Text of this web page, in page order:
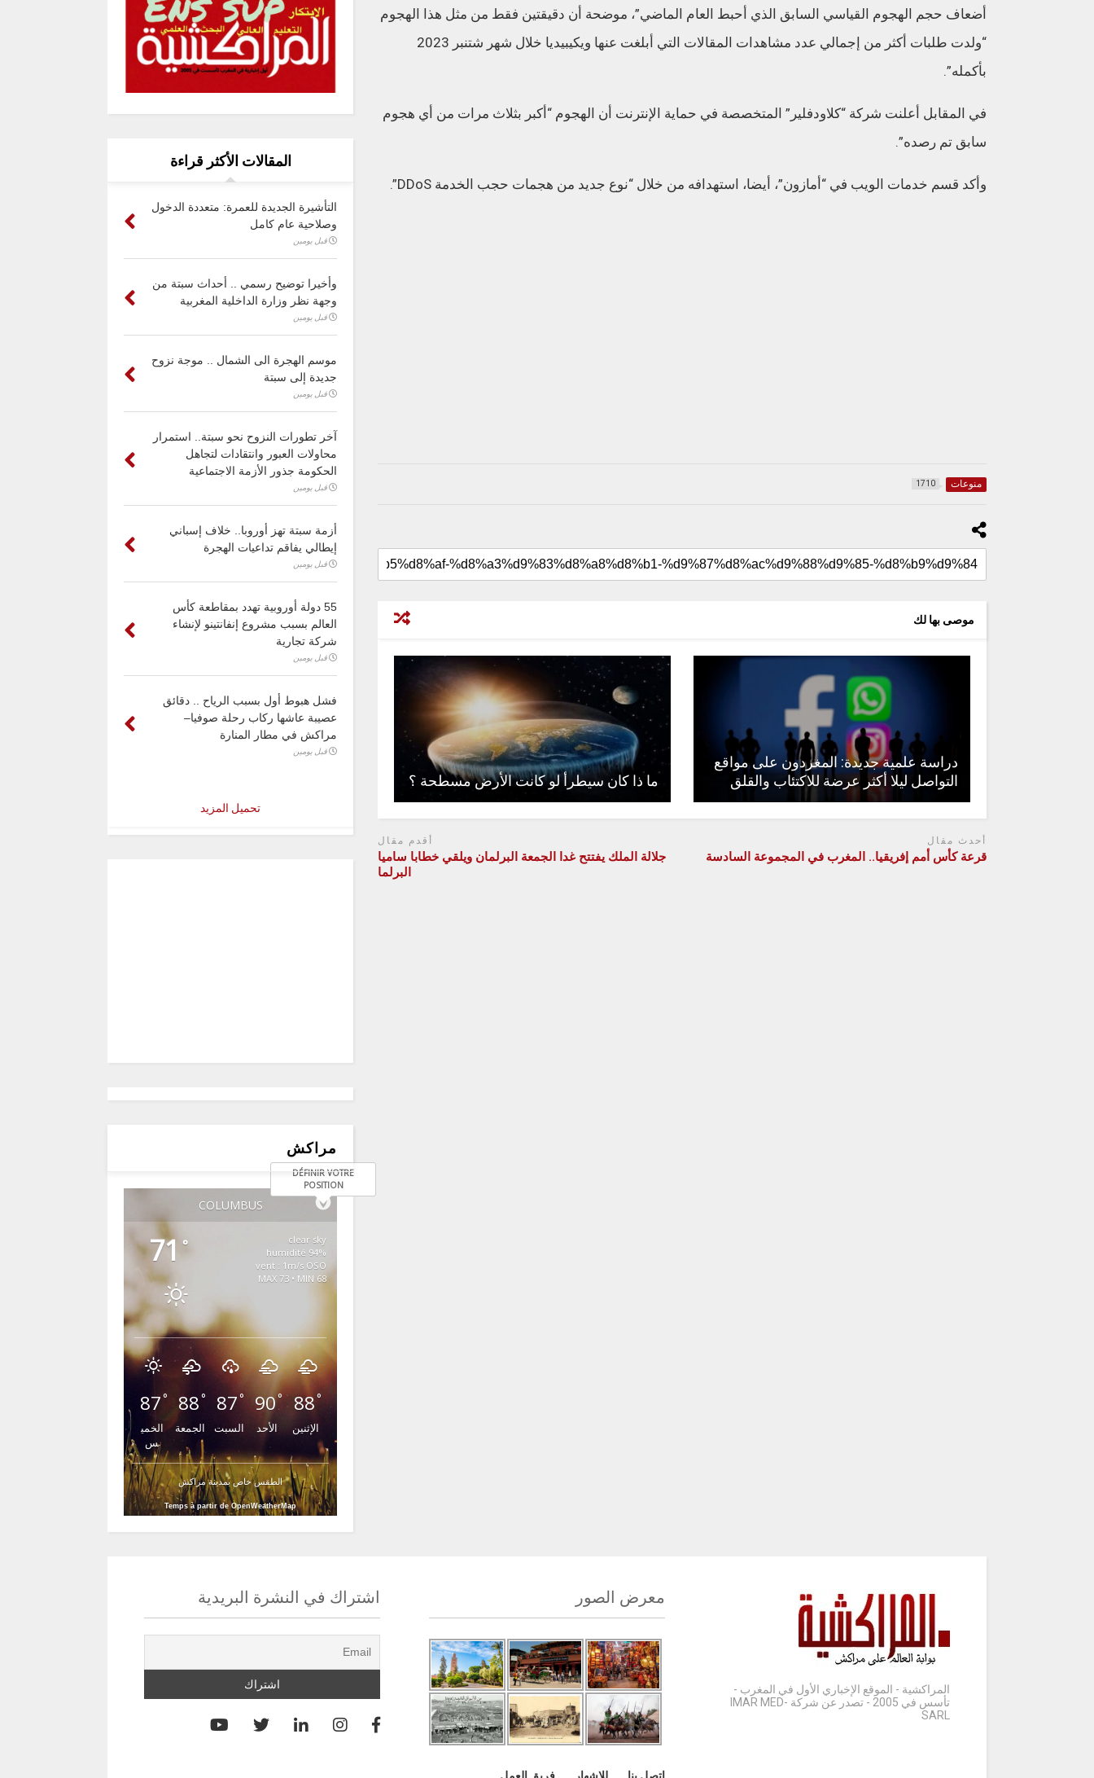
أضعاف حجم الهجوم القياسي السابق الذي أحبط العام الماضي”، موضحة أن دقيقتين فقط من مثل هذا الهجوم
“ولدت طلبات أكثر من إجمالي عدد مشاهدات المقالات التي أبلغت عنها ويكيبيديا خلال شهر شتنبر 2023
بأكمله”.
في المقابل أعلنت شركة “كلاودفلير” المتخصصة في حماية الإنترنت أن الهجوم “أكبر بثلاث مرات من أي هجوم
سابق تم رصده”.
وأكد قسم خدمات الويب في “أمازون”، أيضا، استهدافه من خلال “نوع جديد من هجمات حجب الخدمة DDoS”.
منوعات 1710
موصى بها لك
دراسة علمية جديدة: المغردون على مواقع
التواصل ليلا أكثر عرضة للاكتئاب والقلق
ما ذا كان سيطرأ لو كانت الأرض مسطحة ؟
أحدث مقال
قرعة كأس أمم إفريقيا.. المغرب في المجموعة السادسة
أقدم مقال
جلالة الملك يفتتح غدا الجمعة البرلمان ويلقي خطابا ساميا
البرلما
المقالات الأكثر قراءة
التأشيرة الجديدة للعمرة: متعددة الدخول
وصلاحية عام كامل
قبل يومين
وأخيرا توضيح رسمي .. أحداث سبتة من
وجهة نظر وزارة الداخلية المغربية
قبل يومين
موسم الهجرة الى الشمال .. موجة نزوح
جديدة إلى سبتة
قبل يومين
آخر تطورات النزوح نحو سبتة.. استمرار
محاولات العبور وانتقادات لتجاهل
الحكومة جذور الأزمة الاجتماعية
قبل يومين
أزمة سبتة تهز أوروبا.. خلاف إسباني
إيطالي يفاقم تداعيات الهجرة
قبل يومين
55 دولة أوروبية تهدد بمقاطعة كأس
العالم بسبب مشروع إنفانتينو لإنشاء
شركة تجارية
قبل يومين
فشل هبوط أول بسبب الرياح .. دقائق
عصيبة عاشها ركاب رحلة صوفيا–
مراكش في مطار المنارة
قبل يومين
تحميل المزيد
مراكش
COLUMBUS
DÉFINIR VOTRE
POSITION
71 °
clear sky
94% humidité
vent : 1m/s OSO
MAX 73 • MIN 68
87°
الخمي
س
88°
الجمعة
87°
السبت
90°
الأحد
88°
الإثنين
الطقس خاص بمدينة مراكش
Temps à partir de OpenWeatherMap
المراكشية - الموقع الإخباري الأول في المغرب -
تأسس في 2005 - تصدر عن شركة IMAR MED-
SARL
معرض الصور اشتراك في النشرة البريدية